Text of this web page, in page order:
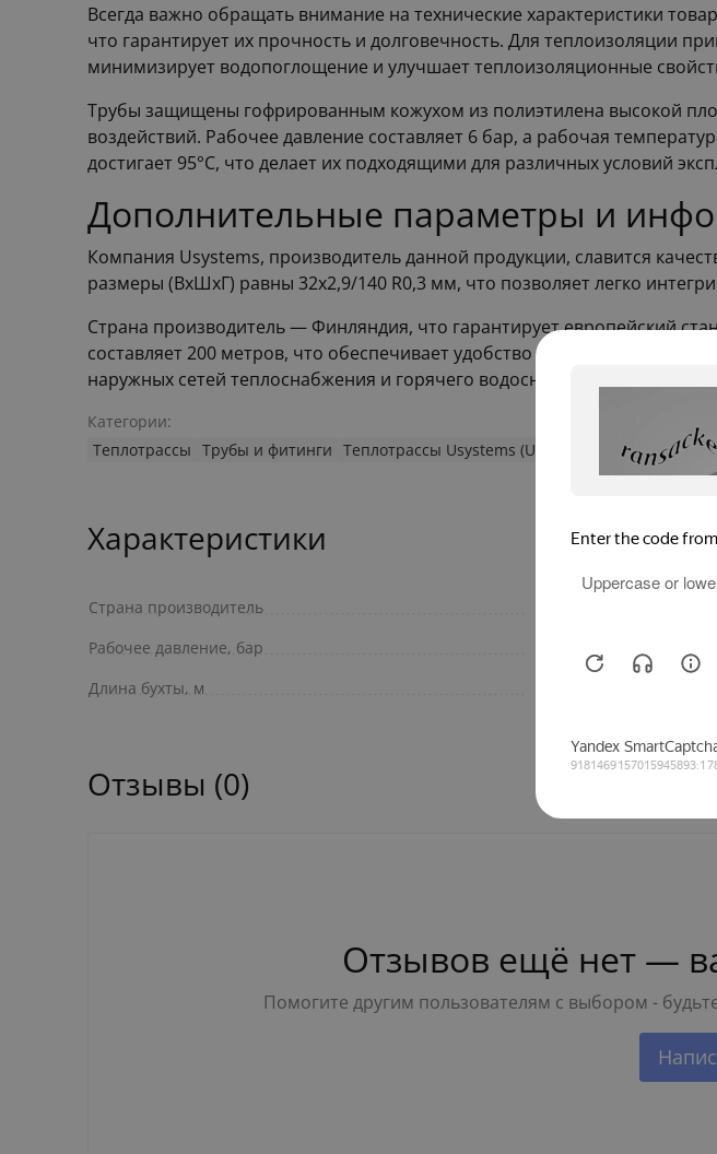
Всегда важно обращать внимание на технические характеристики
что гарантирует их прочность и долговечность. Для теплоизоляции
минимизирует водопоглощение и улучшает теплоизоляционные
Трубы защищены гофрированным кожухом из полиэтилена высокой
воздействий. Рабочее давление составляет 6 бар, а рабочая
достигает 95°C, что делает их подходящими для различных условий
Дополнительные параметры и
Компания Usystems, производитель данной продукции, славится
размеры (ВхШхГ) равны 32x2,9/140 R0,3 мм, что позволяет легко
Страна производитель — Финляндия, что гарантирует европейский
составляет 200 метров, что обеспечивает удобство и экономию при
наружных сетей теплоснабжения и горячего водоснабжения.
Категории:
Теплотрассы Трубы и фитинги Теплотрассы Usystems (Uponor) Однотрубные
Характеристики
Страна производитель
Рабочее давление, бар
Длина бухты, м
Отзывы (0)
Отзывов ещё нет —
Помогите другим пользователям с выбором -